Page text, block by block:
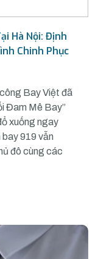
Hà Nội: Định
Chinh Phục
Bay Việt đã
Đam Mê Bay”
xuống ngay
919 vẫn
đô cùng các